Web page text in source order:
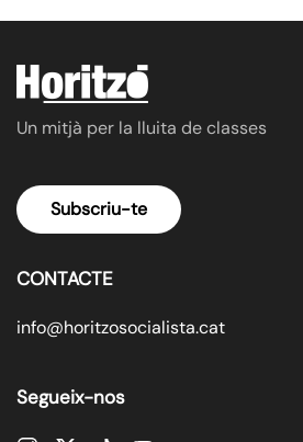
Un mitjà per la lluita de classes
Subscriu-te
CONTACTE
info@horitzosocialista.cat
Segueix-nos